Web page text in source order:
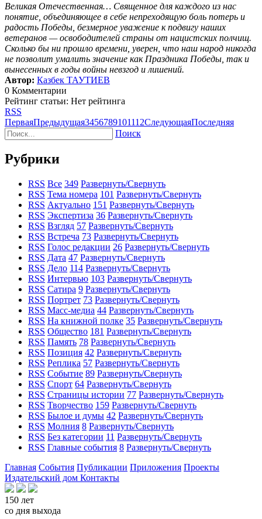
Великая Отечественная… Священное для каждого из нас
понятие, объединяющее в себе непреходящую боль потерь и
радость Победы, безмерное уважение к подвигу наших
ветеранов —освободителей страны от нацистских полчищ.
Сколько бы ни прошло времени, уверен, что наш народ никогда
не позволит умалить значение как Праздника Победы, так и
вынесенных в годы войны невзгод и лишений.
Автор: Казбек ТАУТИЕВ
0 Комментарии
Рейтинг статьи: Нет рейтинга
RSS
ПерваяПредыдущая3456789101112СледующаяПоследняя
Поиск
Рубрики
RSS Все 349 Развернуть/Свернуть
RSS Тема номера 101 Развернуть/Свернуть
RSS Актуально 151 Развернуть/Свернуть
RSS Экспертиза 36 Развернуть/Свернуть
RSS Взгляд 57 Развернуть/Свернуть
RSS Встреча 73 Развернуть/Свернуть
RSS Голос редакции 26 Развернуть/Свернуть
RSS Дата 47 Развернуть/Свернуть
RSS Дело 114 Развернуть/Свернуть
RSS Интервью 103 Развернуть/Свернуть
RSS Сатира 9 Развернуть/Свернуть
RSS Портрет 73 Развернуть/Свернуть
RSS Масс-медиа 44 Развернуть/Свернуть
RSS На книжной полке 35 Развернуть/Свернуть
RSS Общество 181 Развернуть/Свернуть
RSS Память 78 Развернуть/Свернуть
RSS Позиция 42 Развернуть/Свернуть
RSS Реплика 57 Развернуть/Свернуть
RSS Событие 89 Развернуть/Свернуть
RSS Спорт 64 Развернуть/Свернуть
RSS Страницы истории 77 Развернуть/Свернуть
RSS Творчество 159 Развернуть/Свернуть
RSS Былое и думы 42 Развернуть/Свернуть
RSS Молния 8 Развернуть/Свернуть
RSS Без категории 11 Развернуть/Свернуть
RSS Главные события 8 Развернуть/Свернуть
Главная События Публикации Приложения Проекты
Издательский дом Контакты
150 лет
со дня выхода